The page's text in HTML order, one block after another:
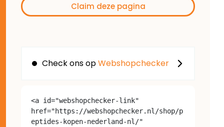
Claim deze pagina
Check ons opWebshopchecker
<a id="webshopchecker-link"
href="https://webshopchecker.nl/shop/p
eptides-kopen-nederland-nl/"